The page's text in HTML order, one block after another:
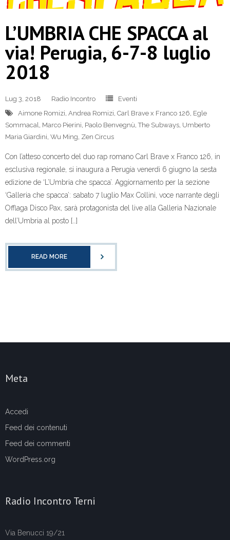
L’UMBRIA CHE SPACCA al
via! Perugia, 6-7-8 luglio
2018
Lug 3, 2018 Radio Incontro
Eventi
Aimone Romizi, Andrea Romizi, Carl Brave x Franco 126, Egle
Sommacal, Marco Pierini, Paolo Benvegnù,The Subways, Umberto
Maria Giardini, Wu Ming, Zen Circus
Con l’atteso concerto del duo rap romano Carl Brave x Franco 126, in
esclusiva regionale, si inaugura a Perugia venerdì 6 giugno la sesta
edizione de ‘L’Umbria che spacca’. Aggiornamento per la sezione
‘Galleria che spacca’: sabato 7 luglio Max Collini, voce narrante degli
Offlaga Disco Pax, sarà protagonista del live alla Galleria Nazionale
dell’Umbria al posto […]
READ MORE
Meta
Accedi
Feed dei contenuti
Feed dei commenti
WordPress.org
Radio Incontro Terni
Via Benucci 19/21